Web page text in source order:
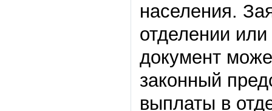
населения.
отделении
документ
законный
выплаты в